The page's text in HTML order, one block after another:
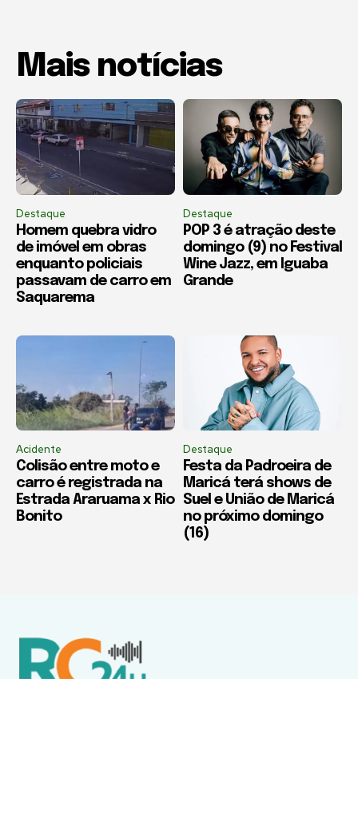
Mais notícias
Destaque
Homem quebra vidro
de imóvel em obras
enquanto policiais
passavam de carro em
Saquarema
Destaque
POP 3 é atração deste
domingo (9) no Festival
Wine Jazz, em Iguaba
Grande
Acidente
Colisão entre moto e
carro é registrada na
Estrada Araruama x Rio
Bonito
Destaque
Festa da Padroeira de
Maricá terá shows de
Suel e União de Maricá
no próximo domingo
(16)